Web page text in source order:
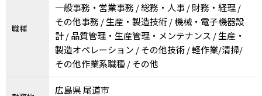
職種
一般事務・営業事務 / 総務・人事 / 財務・経理 /
その他事務 / 生産・製造技術 / 機械・電子機器設
計 / 品質管理・生産管理・メンテナンス / 生産・
製造オペレーション / その他技術 / 軽作業/清掃/
その他作業系職種 / その他
広島県 尾道市